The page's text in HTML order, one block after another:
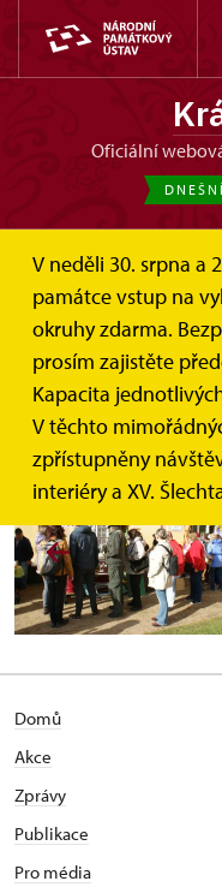
oficiální
V neděli 30. srpna a
památce vstup na
okruhy zdarma.
prosím zajistěte
Kapacita
V těchto
zpřístupněny
interiéry a XV.
Jablečný den
7. října
Domů
Akce
Zprávy
Publikace
Pro média